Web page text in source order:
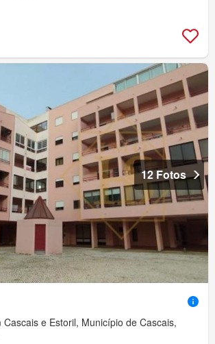
12 Fotos
Cascais e Estoril, Município de Cascais,